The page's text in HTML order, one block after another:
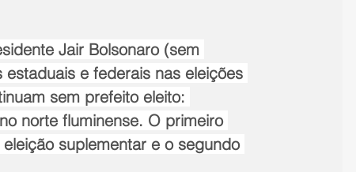
Jair Bolsonaro (sem
e federais nas eleições
sem prefeito eleito:
norte fluminense. O primeiro
suplementar e o segundo